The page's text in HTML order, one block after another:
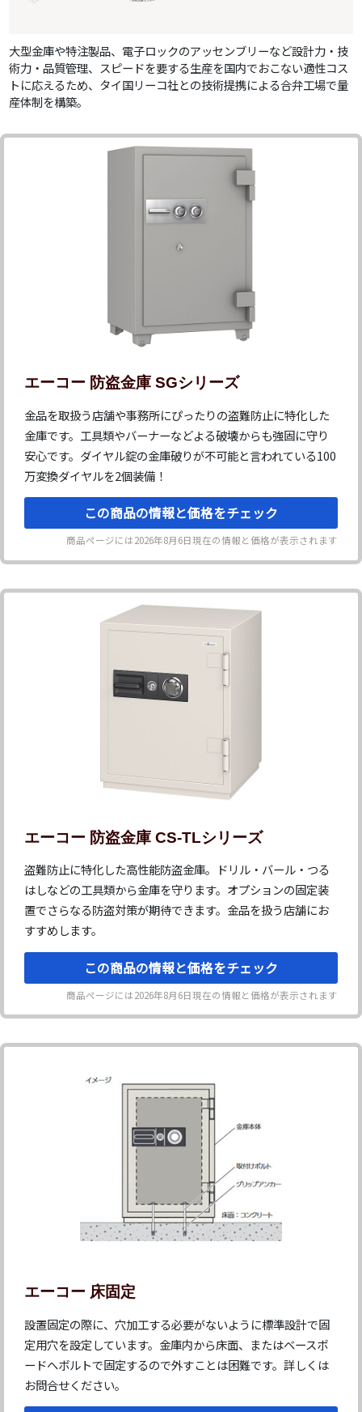
大型金庫や特注製品、電子ロックのアッセンブリーなど設計力・技
術力・品質管理、スピードを要する生産を国内でおこない適性コス
トに応えるため、タイ国リーコ社との技術提携による合弁工場で量
産体制を構築。
エーコー 防盗金庫 SGシリーズ
金品を取扱う店舗や事務所にぴったりの盗難防止に特化した
金庫です。工具類やバーナーなどよる破壊からも強固に守り
安心です。ダイヤル錠の金庫破りが不可能と言われている100
万変換ダイヤルを2個装備！
この商品の情報と価格をチェック
商品ページには2026年8月6日現在の情報と価格が表示されます
エーコー 防盗金庫 CS-TLシリーズ
盗難防止に特化した高性能防盗金庫。ドリル・バール・つる
はしなどの工具類から金庫を守ります。オプションの固定装
置でさらなる防盗対策が期待できます。金品を扱う店舗にお
すすめします。
この商品の情報と価格をチェック
商品ページには2026年8月6日現在の情報と価格が表示されます
エーコー 床固定
設置固定の際に、穴加工する必要がないように標準設計で固
定用穴を設定しています。金庫内から床面、またはベースボ
ードへボルトで固定するので外すことは困難です。詳しくは
お問合せください。